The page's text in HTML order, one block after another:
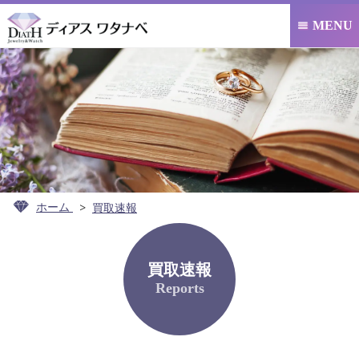
 MENU
ホーム 買取速報
買取速報
Reports